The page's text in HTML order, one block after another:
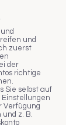
und
zuerst
der
richtige
Sie selbst auf
Einstellungen
Verfügung
z. B.